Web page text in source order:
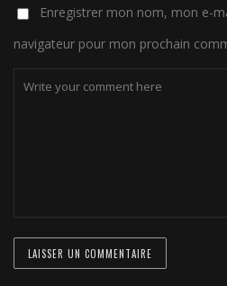
Enregistrer mon nom, mon e-
navigateur pour mon prochain